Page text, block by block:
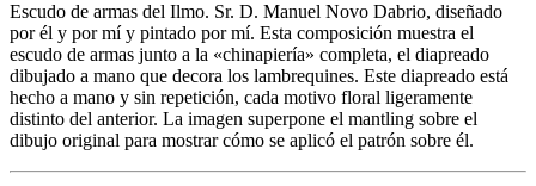
Escudo de armas del Ilmo. Sr. D. Manuel Novo Dabrio, diseñado
por él y por mí y pintado por mí. Esta composición muestra el
escudo de armas junto a la «chinapiería» completa, el diapreado
dibujado a mano que decora los lambrequines. Este diapreado está
hecho a mano y sin repetición, cada motivo floral ligeramente
distinto del anterior. La imagen superpone el mantling sobre el
dibujo original para mostrar cómo se aplicó el patrón sobre él.